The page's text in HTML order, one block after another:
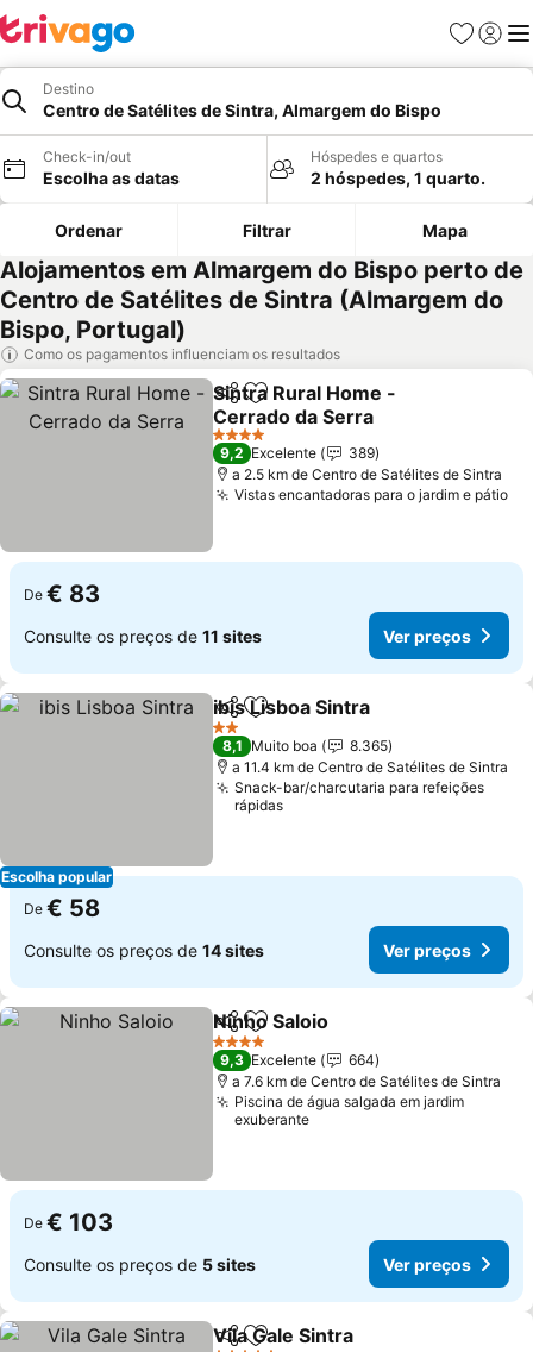
Favoritos
Iniciar
Destino
Centro de Satélites de Sintra, Almargem do Bispo
Check-in/out
Escolha as datas
Hóspedes e quartos
2 hóspedes, 1 quarto.
Ordenar Filtrar Mapa
Alojamentos em Almargem do Bispo perto de
Centro de Satélites de Sintra (Almargem do
Bispo, Portugal)
Como os pagamentos influenciam os resultados
PartilharAdicionar aos favoritos
Sintra Rural Home -
Cerrado da Serra
4 Estrelas
9,2 Excelente
389
a 2.5 km de Centro de Satélites de Sintra
Vistas encantadoras para o jardim e pátio
De € 83
Consulte os preços de 11 sites Ver preços
Escolha popular
PartilharAdicionar aos favoritos
ibis Lisboa Sintra
2 Estrelas
8,1 Muito boa
8.365
a 11.4 km de Centro de Satélites de Sintra
Snack-bar/charcutaria para refeições
rápidas
De € 58
Consulte os preços de 14 sites Ver preços
PartilharAdicionar aos favoritos
Ninho Saloio
4 Estrelas
9,3 Excelente
664
a 7.6 km de Centro de Satélites de Sintra
Piscina de água salgada em jardim
exuberante
De € 103
Consulte os preços de 5 sites Ver preços
Partilhar
Vila Gale Sintra